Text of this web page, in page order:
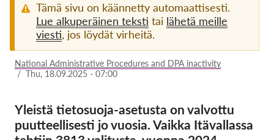
Tue meitä!
Jäsenyys
Lahjoitukset
Tax deductability
Jäsenten login
Tämä sivu on käännetty automaattisesti.
Lue alkuperäinen teksti tai lähetä meille
viesti, jos löydät virheitä.
National Administrative Procedures and DPA inactivity
/ Thu, 18.09.2025 - 07:00
Yleistä tietosuoja-asetusta on valvottu
puutteellisesti jo vuosia. Vaikka Itävallassa